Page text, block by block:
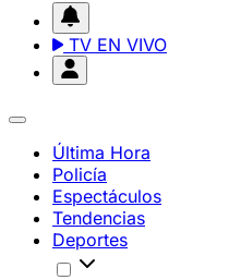
TV EN VIVO
Última Hora
Policía
Espectáculos
Tendencias
Deportes